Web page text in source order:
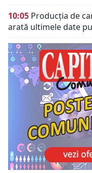
10:05 Producția de
arată ultimele date